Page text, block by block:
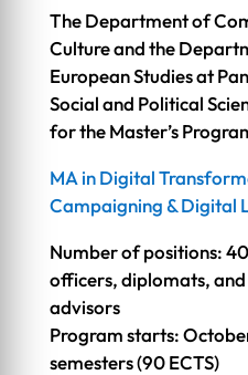
The Department of
Culture and the
European Studies at
Social and Political
for the Master’s
MA in Digital
Campaigning & Digital
Number of positions:
officers, diplomats,
advisors
Program starts:
semesters (90 ECTS)